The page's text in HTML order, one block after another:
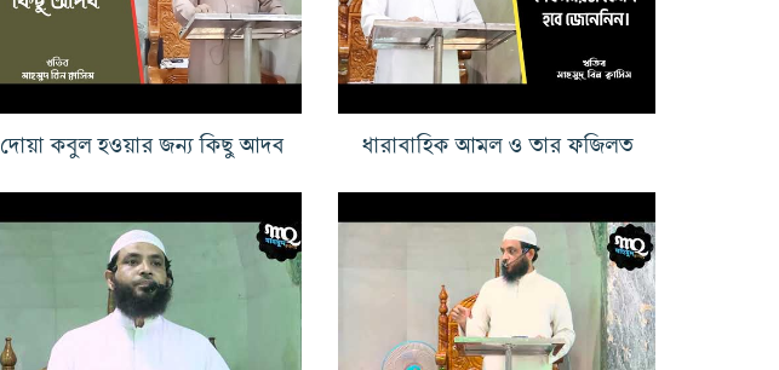
দোয়া কবুল হওয়ার জন্য কিছু আদব ধারাবাহিক আমল ও তার ফজিলত